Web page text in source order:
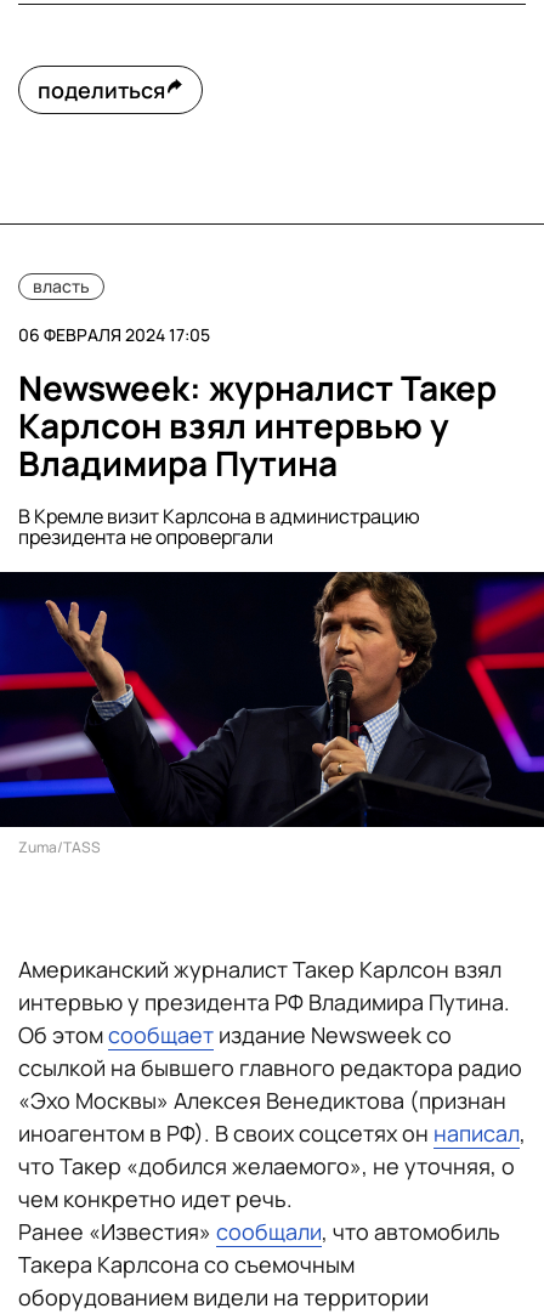
поделиться
власть
06 ФЕВРАЛЯ 2024 17:05
Newsweek: журналист Такер
Карлсон взял интервью у
Владимира Путина
В Кремле визит Карлсона в администрацию
президента не опровергали
Zuma/TASS
Американский журналист Такер Карлсон взял
интервью у президента РФ Владимира Путина.
Об этомсообщает издание Newsweek со
ссылкой на бывшего главного редактора радио
«Эхо Москвы» Алексея Венедиктова (признан
иноагентом в РФ). В своих соцсетях он написал,
что Такер «добился желаемого», не уточняя, о
чем конкретно идет речь.
Ранее «Известия» сообщали, что автомобиль
Такера Карлсона со съемочным
оборудованием видели на территории